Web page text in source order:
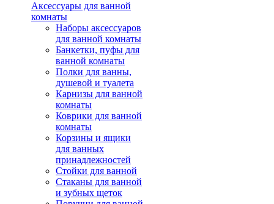
Аксессуары для ванной
комнаты
Наборы аксессуаров
для ванной комнаты
Банкетки, пуфы для
ванной комнаты
Полки для ванны,
душевой и туалета
Карнизы для ванной
комнаты
Коврики для ванной
комнаты
Корзины и ящики
для ванных
принадлежностей
Стойки для ванной
Стаканы для ванной
и зубных щеток